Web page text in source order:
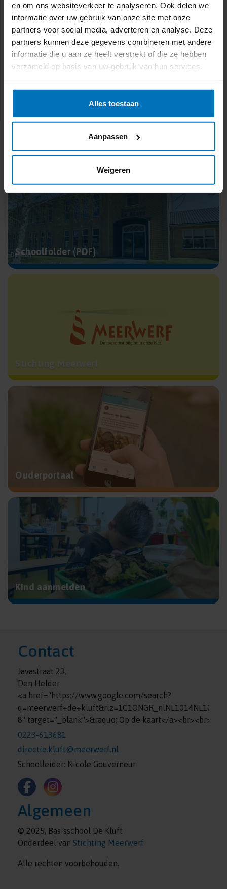
en om ons websiteverkeer te analyseren. Ook delen we
informatie over uw gebruik van onze site met onze
partners voor social media, adverteren en analyse. Deze
partners kunnen deze gegevens combineren met andere
informatie die u aan ze heeft verstrekt of die ze hebben
verzameld op basis van uw gebruik van hun services.
Alles toestaan
Aanpassen
Weigeren
Nieuwsbrief december 2025
Nieuwsbrief september 2025
Schoolfolder (PDF)
Stichting Meerwerf
Ouderportaal
Kind aanmelden
Contact
Javastraat 23,
Den Helder
<a href="https://www.google.com/search?
8" target="_blank">&raquo; Op de kaart</a><br><br>
0223-613681
directie.kluft@meerwerf.nl
Schoolleider: Nicole Gouverneur
Algemeen
© 2025, Basisschool De Kluft
Onderdeel van Stichting Meerwerf
Alle rechten voorbehouden.